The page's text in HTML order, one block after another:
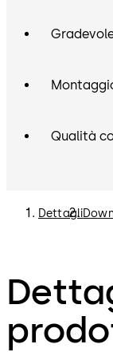
Qualità
Dettagli